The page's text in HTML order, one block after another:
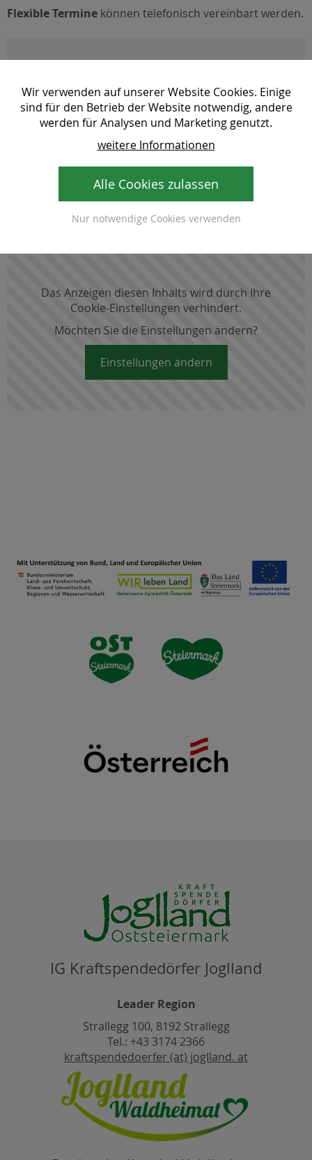
Flexible Termine können telefonisch vereinbart werden.
Informationen:
Sub Terra Vorau:
Obmann: Hans Schweighofer
www.subterravorau.at
Das Anzeigen diesen Inhalts wird durch Ihre
Cookie-Einstellungen verhindert.
Möchten Sie die Einstellungen ändern?
Einstellungen ändern
IG Kraftspendedörfer Joglland
Leader Region
Strallegg 100, 8192 Strallegg
Tel.: +43 3174 2366
kraftspendedoerfer (at) joglland. at
Wir verwenden auf unserer Website Cookies. Einige
sind für den Betrieb der Website notwendig, andere
werden für Analysen und Marketing genutzt.
weitere Informationen
Alle Cookies zulassen
Nur notwendige Cookies verwenden